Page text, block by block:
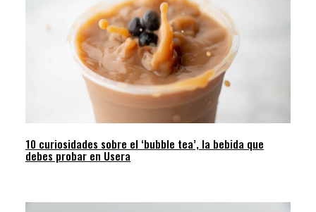
10 curiosidades sobre el ‘bubble tea’, la bebida que
debes probar en Usera